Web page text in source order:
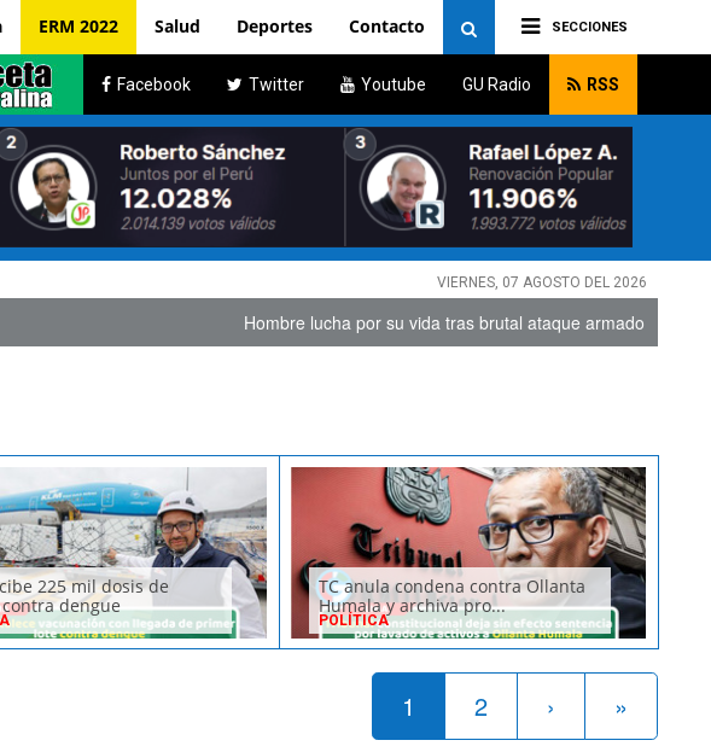
SECCIONES
ERM 2022 Salud Deportes Contacto
Facebook Twitter Youtube GU Radio RSS
VIERNES, 07 AGOSTO DEL 2026
Hombre lucha por su vida tras brutal ataque armado en Rímac|Asesinan a
225 mil dosis de
dengue
TC anula condena contra Ollanta
Humala y archiva pro...
POLÍTICA
1 2 › »